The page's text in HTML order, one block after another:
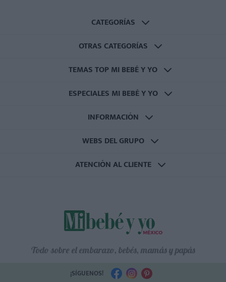
CATEGORÍAS
OTRAS CATEGORÍAS
TEMAS TOP MI BEBÉ Y YO
ESPECIALES MI BEBÉ Y YO
INFORMACIÓN
WEBS DEL GRUPO
ATENCIÓN AL CLIENTE
Todo sobre el embarazo, bebés, mamás y papás
¡SÍGUENOS!